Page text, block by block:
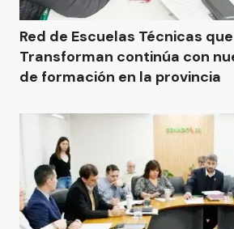
Red de Escuelas Técnicas que
Transforman continúa con
de formación en la provincia